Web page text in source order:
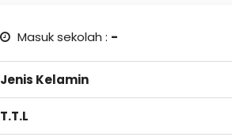
Masuk sekolah : -
Jenis Kelamin
T.T.L